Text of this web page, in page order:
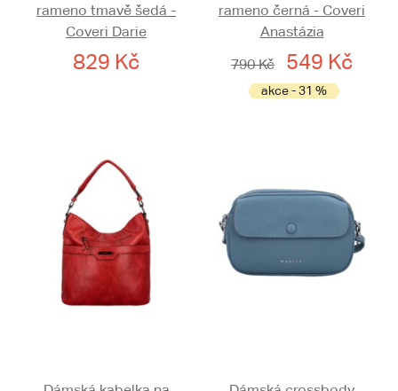
rameno tmavě šedá -
Coveri Darie
829 Kč
rameno černá - Coveri
Anastázia
790 Kč
549 Kč
akce - 31 %